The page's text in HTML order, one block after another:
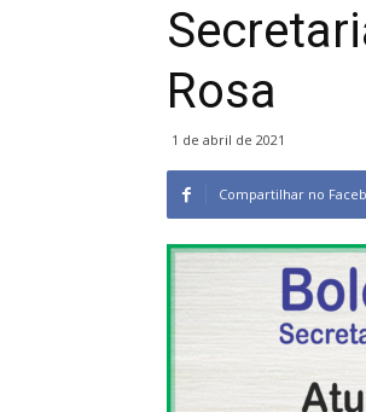
Rosa
1 de abril de 2021
Compartilhar no